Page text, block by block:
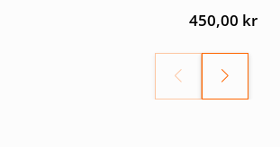
450,00 kr